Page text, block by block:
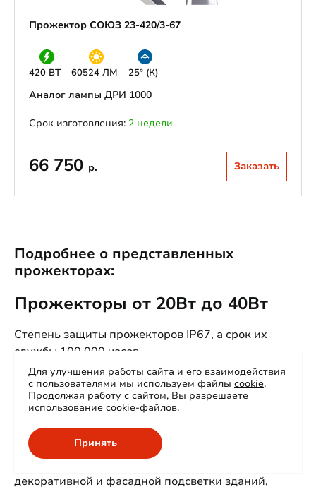
Прожектор СОЮЗ 23-420/3-67
420 ВТ 60524 ЛМ 25° (К)
Аналог лампы ДРИ 1000
Срок изготовления: 2 недели
66 750 р. Заказать
Подробнее о представленных
прожекторах:
Прожекторы от 20Вт до 40Вт
Степень защиты прожекторов IP67, а срок их
службы 100 000 часов.
Поворотная скоба позволяет устанавливать их как
на стены так и на потолок.
Область применения: небольшие помещения и
пространства где необходимо местное или
декоративной и фасадной подсветки зданий,
Для улучшения работы сайта и его взаимодействия
с пользователями мы используем файлы cookie.
Продолжая работу с сайтом, Вы разрешаете
использование cookie-файлов.
Принять